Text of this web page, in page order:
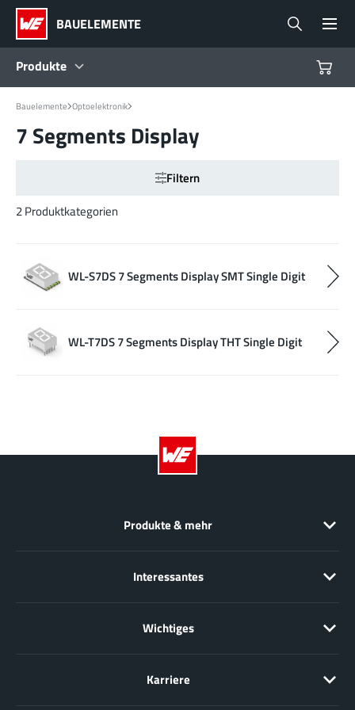
BAUELEMENTE
Produkte
Produkte
Product Navigator
Bauelemente Optoelektronik
7 Segments Display
Filtern
2 Produktkategorien
WL-S7DS 7 Segments Display SMT Single Digit
WL-T7DS 7 Segments Display THT Single Digit
Produkte & mehr
Interessantes
Wichtiges
Karriere